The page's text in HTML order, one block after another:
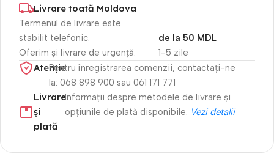
Livrare toată Moldova
Termenul de livrare este
stabilit telefonic.
Oferim și livrare de urgență.
1-5 zile
de la 50 MDL
Atenție​Pentru înregistrarea comenzii, contactați-ne
la: 068 898 900 sau 061 171 771
Livrare
și
plată
Informații despre metodele de livrare și
opțiunile de plată disponibile. Vezi detalii